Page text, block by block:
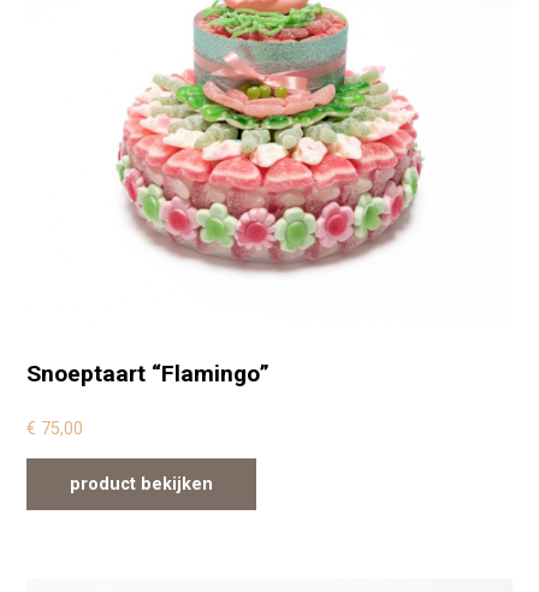
Snoeptaart “Flamingo”
€ 75,00
product bekijken